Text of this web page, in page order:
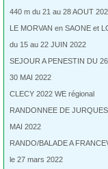
440 m du 21 au 28 AOUT
LE MORVAN en SAONE et
du 15 au 22 JUIN 2022
SEJOUR A PENESTIN DU
30 MAI 2022
CLECY 2022 WE régional
RANDONNEE DE
MAI 2022
RANDO/BALADE A
le 27 mars 2022